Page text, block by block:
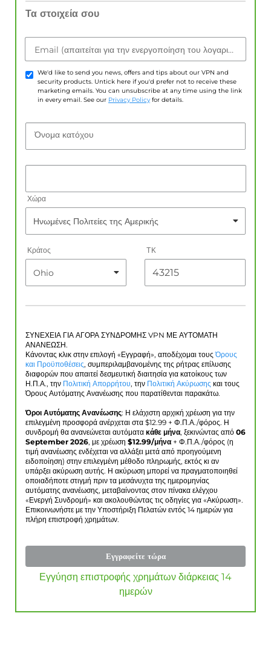
Τα στοιχεία σου
Email (απαιτείται για την ενεργοποίηση του λογαριασμού)
We'd like to send you news, offers and tips about our VPN and
security products. Untick here if you'd prefer not to receive these
marketing emails. You can unsubscribe at any time using the link
in every email. See our Privacy Policy for details.
Όνομα κατόχου
Χώρα
Κράτος ΤΚ
ΣΥΝΕΧΕΙΑ ΓΙΑ ΑΓΟΡΑ ΣΥΝΔΡΟΜΗΣ VPN ΜΕ ΑΥΤΟΜΑΤΗ
ΑΝΑΝΕΩΣΗ.
Κάνοντας κλικ στην επιλογή «Εγγραφή», αποδέχομαι τουςΌρους
και Προϋποθέσεις, συμπεριλαμβανομένης της ρήτρας επίλυσης
διαφορών που απαιτεί δεσμευτική διαιτησία για κατοίκους των
Η.Π.Α., την Πολιτική Απορρήτου, την Πολιτική Ακύρωσης και τους
Όρους Αυτόματης Ανανέωσης που παρατίθενται παρακάτω.
Όροι Αυτόματης Ανανέωσης: Η ελάχιστη αρχική χρέωση για την
επιλεγμένη προσφορά ανέρχεται στα $12.99 + Φ.Π.Α./φόρος. Η
συνδρομή θα ανανεώνεται αυτόματα κάθε μήνα, ξεκινώντας από 06
September 2026, με χρέωση $12.99/μήνα + Φ.Π.Α./φόρος (η
τιμή ανανέωσης ενδέχεται να αλλάξει μετά από προηγούμενη
ειδοποίηση) στην επιλεγμένη μέθοδο πληρωμής, εκτός κι αν
υπάρξει ακύρωση αυτής. Η ακύρωση μπορεί να πραγματοποιηθεί
οποιαδήποτε στιγμή πριν τα μεσάνυχτα της ημερομηνίας
αυτόματης ανανέωσης, μεταβαίνοντας στον πίνακα ελέγχου
«Ενεργή Συνδρομή» και ακολουθώντας τις οδηγίες για «Ακύρωση».
Επικοινωνήστε με την Υποστήριξη Πελατών εντός 14 ημερών για
πλήρη επιστροφή χρημάτων.
Εγγραφείτε τώρα
Εγγύηση επιστροφής χρημάτων διάρκειας 14
ημερών